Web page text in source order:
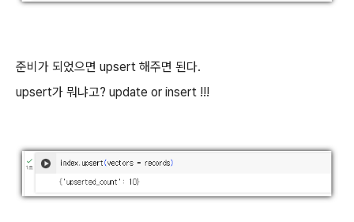
준비가 되었으면 upsert 해주면 된다.
upsert가 뭐냐고? update or insert !!!